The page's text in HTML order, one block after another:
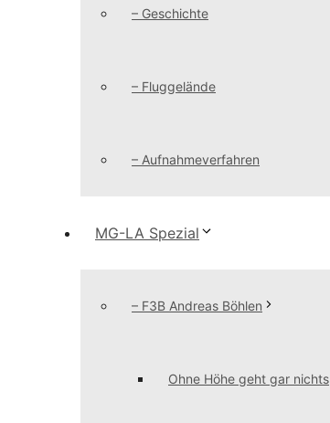
– Geschichte
– Fluggelände
– Aufnahmeverfahren
MG-LA Spezial
– F3B Andreas Böhlen
Ohne Höhe geht gar nichts